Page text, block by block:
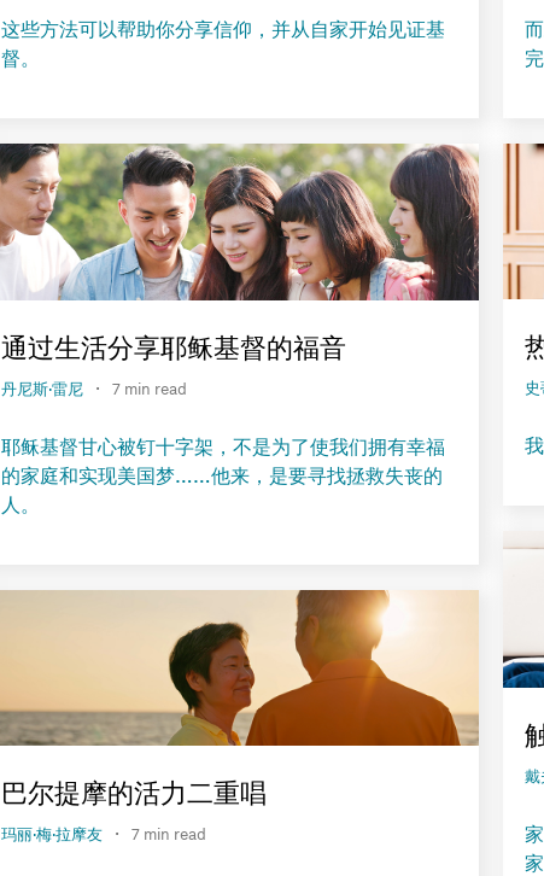
这些方法可以帮助你分享信仰，并从自家开始见证基
督。
通过生活分享耶稣基督的福音
丹尼斯·雷尼 · 7 min read
耶稣基督甘心被钉十字架，不是为了使我们拥有幸福
的家庭和实现美国梦……他来，是要寻找拯救失丧的
人。
巴尔提摩的活力二重唱
玛丽·梅·拉摩友 · 7 min read
史
戴